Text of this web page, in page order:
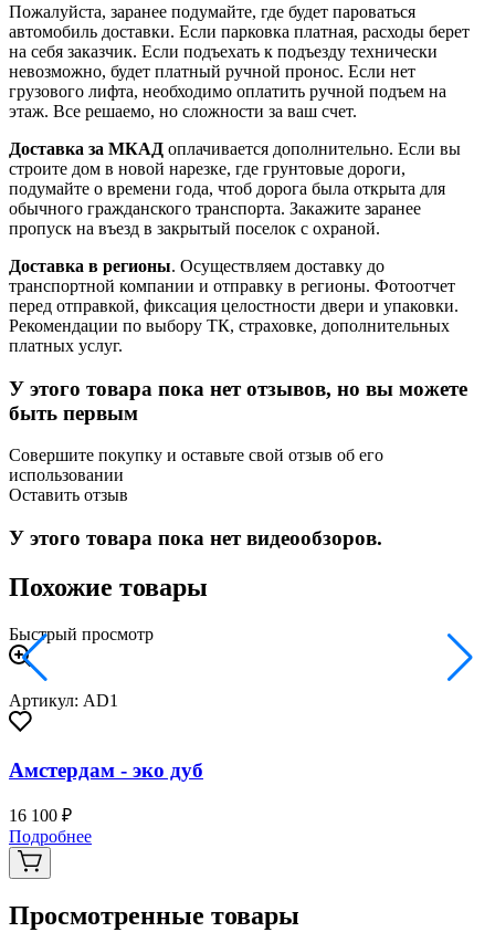
Пожалуйста, заранее подумайте, где будет пароваться
автомобиль доставки. Если парковка платная, расходы берет
на себя заказчик. Если подъехать к подъезду технически
невозможно, будет платный ручной пронос. Если нет
грузового лифта, необходимо оплатить ручной подъем на
этаж. Все решаемо, но сложности за ваш счет.
Доставка за МКАД оплачивается дополнительно. Если вы
строите дом в новой нарезке, где грунтовые дороги,
подумайте о времени года, чтоб дорога была открыта для
обычного гражданского транспорта. Закажите заранее
пропуск на въезд в закрытый поселок с охраной.
Доставка в регионы. Осуществляем доставку до
транспортной компании и отправку в регионы. Фотоотчет
перед отправкой, фиксация целостности двери и упаковки.
Рекомендации по выбору ТК, страховке, дополнительных
платных услуг.
У этого товара пока нет отзывов, но вы можете
быть первым
Совершите покупку и оставьте свой отзыв об его
использовании
Оставить отзыв
У этого товара пока нет видеообзоров.
Похожие товары
Быстрый просмотр
Артикул: AD1
Амстердам - эко дуб
16 100 ₽
Подробнее
Просмотренные товары